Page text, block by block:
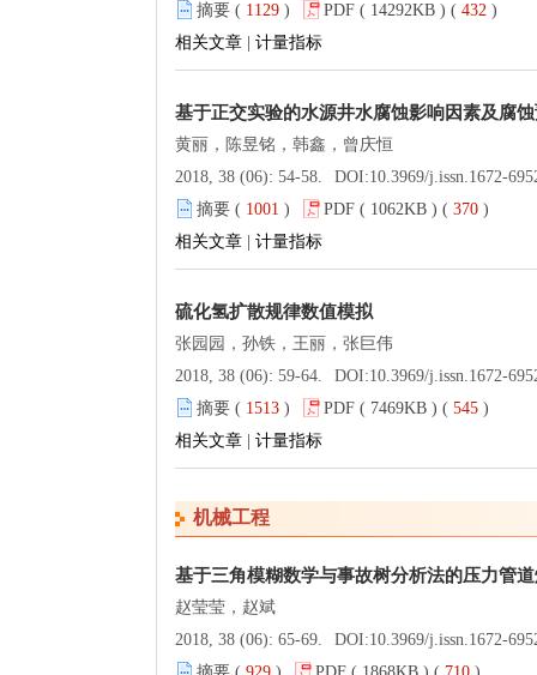
摘要 ( 1129 ) PDF ( 14292KB ) ( 432 )
相关文章
计量指标
基于正交实验的水源井水腐蚀影响因素及腐
黄丽，陈昱铭，韩鑫，曾庆恒
2018, 38 (06): 54-58.
DOI:10.3969/j.issn.1672-
摘要 ( 1001 ) PDF ( 1062KB ) ( 370 )
相关文章
计量指标
硫化氢扩散规律数值模拟
张园园，孙铁，王丽，张巨伟
2018, 38 (06): 59-64.
DOI:10.3969/j.issn.1672-
摘要 ( 1513 ) PDF ( 7469KB ) ( 545 )
相关文章
计量指标
机械工程
基于三角模糊数学与事故树分析法的压力管
赵莹莹，赵斌
2018, 38 (06): 65-69.
DOI:10.3969/j.issn.1672-